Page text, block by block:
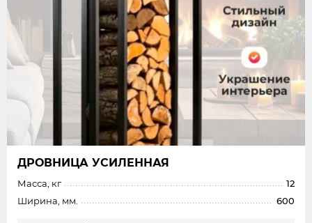
ДРОВНИЦА УСИЛЕННАЯ
Масса, кг
12
Ширина, мм.
600